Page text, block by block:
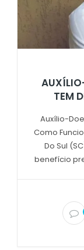
TEM
Auxílio-
Como
Do Sul
benefício